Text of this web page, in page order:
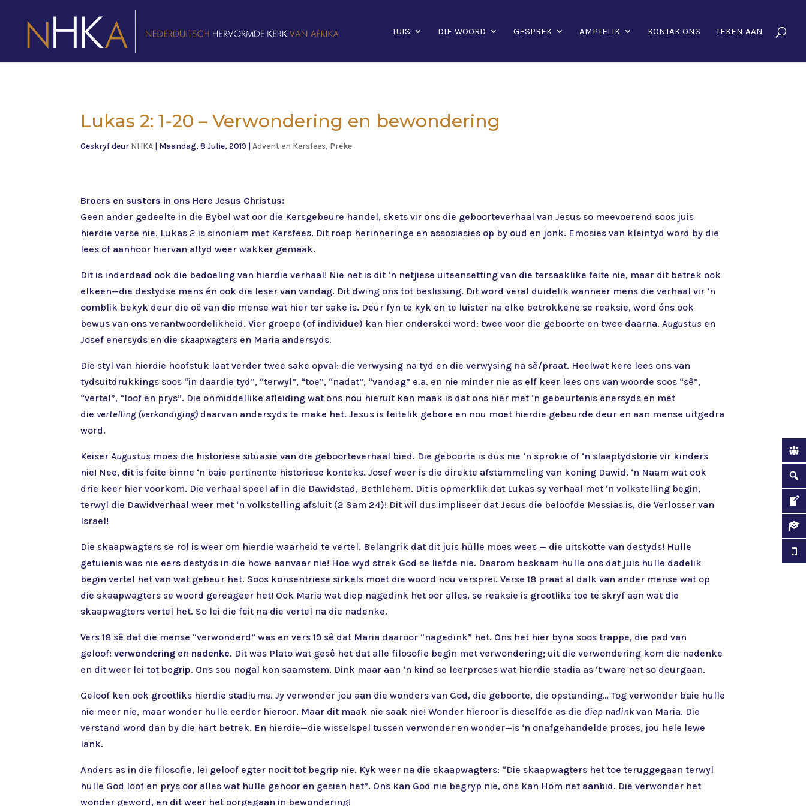
TUIS DIE WOORD GESPREK AMPTELIK KONTAK ONS TEKEN AAN
Lukas 2: 1-20 – Verwondering en bewondering
Geskryf deur NHKA | Maandag, 8 Julie, 2019 |Advent en Kersfees, Preke
Broers en susters in ons Here Jesus Christus:
Geen ander gedeelte in die Bybel wat oor die Kersgebeure handel, skets vir ons die geboorteverhaal van Jesus so meevoerend soos juis
hierdie verse nie. Lukas 2 is sinoniem met Kersfees. Dit roep herinneringe en assosiasies op by oud en jonk. Emosies van kleintyd word by die
lees of aanhoor hiervan altyd weer wakker gemaak.
Dit is inderdaad ook die bedoeling van hierdie verhaal! Nie net is dit ‘n netjiese uiteensetting van die tersaaklike feite nie, maar dit betrek ook
elkeen—die destydse mens én ook die leser van vandag. Dit dwing ons tot beslissing. Dit word veral duidelik wanneer mens die verhaal vir ‘n
oomblik bekyk deur die oë van die mense wat hier ter sake is. Deur fyn te kyk en te luister na elke betrokkene se reaksie, word óns ook
bewus van ons verantwoordelikheid. Vier groepe (of individue) kan hier onderskei word: twee voor die geboorte en twee daarna. Augustus en
Josef enersyds en die skaapwagters en Maria andersyds.
Die styl van hierdie hoofstuk laat verder twee sake opval: die verwysing na tyd en die verwysing na sê/praat. Heelwat kere lees ons van
tydsuitdrukkings soos “in daardie tyd”, “terwyl”, “toe”, “nadat”, “vandag” e.a. en nie minder nie as elf keer lees ons van woorde soos “sê”,
“vertel”, “loof en prys”. Die onmiddellike afleiding wat ons nou hieruit kan maak is dat ons hier met ‘n gebeurtenis enersyds en met
die vertelling (verkondiging) daarvan andersyds te make het. Jesus is feitelik gebore en nou moet hierdie gebeurde deur en aan mense uitgedra
word.
Keiser Augustus moes die historiese situasie van die geboorteverhaal bied. Die geboorte is dus nie ‘n sprokie of ‘n slaaptydstorie vir kinders
nie! Nee, dit is feite binne ‘n baie pertinente historiese konteks. Josef weer is die direkte afstammeling van koning Dawid. ‘n Naam wat ook
drie keer hier voorkom. Die verhaal speel af in die Dawidstad, Bethlehem. Dit is opmerklik dat Lukas sy verhaal met ‘n volkstelling begin,
terwyl die Dawidverhaal weer met ‘n volkstelling afsluit (2 Sam 24)! Dit wil dus impliseer dat Jesus die beloofde Messias is, die Verlosser van
Israel!
Die skaapwagters se rol is weer om hierdie waarheid te vertel. Belangrik dat dit juis húlle moes wees — die uitskotte van destyds! Hulle
getuienis was nie eers destyds in die howe aanvaar nie! Hoe wyd strek God se liefde nie. Daarom beskaam hulle ons dat juis hulle dadelik
begin vertel het van wat gebeur het. Soos konsentriese sirkels moet die woord nou versprei. Verse 18 praat al dalk van ander mense wat op
die skaapwagters se woord gereageer het! Ook Maria wat diep nagedink het oor alles, se reaksie is grootliks toe te skryf aan wat die
skaapwagters vertel het. So lei die feit na die vertel na die nadenke.
Vers 18 sê dat die mense “verwonderd” was en vers 19 sê dat Maria daaroor “nagedink” het. Ons het hier byna soos trappe, die pad van
geloof: verwondering en nadenke. Dit was Plato wat gesê het dat alle filosofie begin met verwondering; uit die verwondering kom die nadenke
en dit weer lei tot begrip. Ons sou nogal kon saamstem. Dink maar aan ‘n kind se leerproses wat hierdie stadia as ‘t ware net so deurgaan.
Geloof ken ook grootliks hierdie stadiums. Jy verwonder jou aan die wonders van God, die geboorte, die opstanding… Tog verwonder baie hulle
nie meer nie, maar wonder hulle eerder hieroor. Maar dit maak nie saak nie! Wonder hieroor is dieselfde as die diep nadink van Maria. Die
verstand word dan by die hart betrek. En hierdie—die wisselspel tussen verwonder en wonder—is ‘n onafgehandelde proses, jou hele lewe
lank.
Anders as in die filosofie, lei geloof egter nooit tot begrip nie. Kyk weer na die skaapwagters: “Die skaapwagters het toe teruggegaan terwyl
hulle God loof en prys oor alles wat hulle gehoor en gesien het”. Ons kan God nie begryp nie, ons kan Hom net aanbid. Die verwonder het
wonder geword, en dit weer het oorgegaan in bewondering!